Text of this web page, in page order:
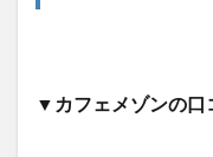
▼カフェメゾンの口